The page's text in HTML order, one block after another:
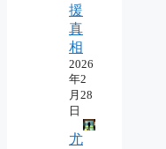
援
真
相
2026
年2
月28
日
尤